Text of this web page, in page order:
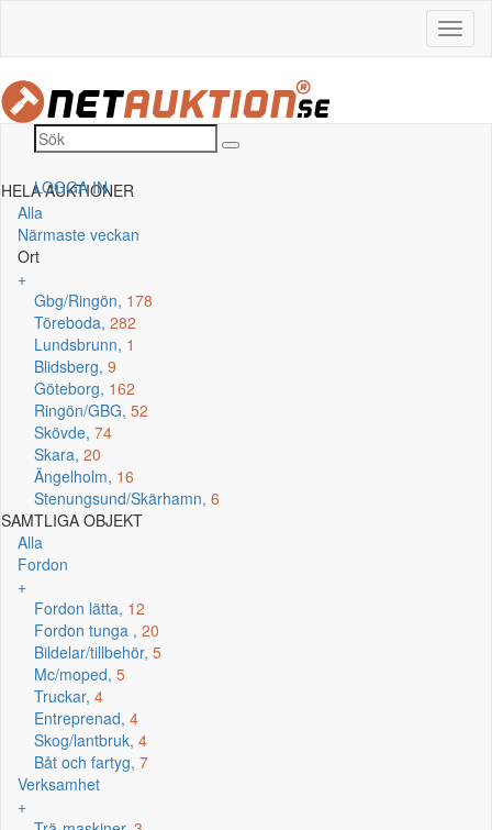
LOGGA IN
HELA AUKTIONER
Alla
Närmaste veckan
Ort
+
Gbg/Ringön, 178
Töreboda, 282
Lundsbrunn, 1
Blidsberg, 9
Göteborg, 162
Ringön/GBG, 52
Skövde, 74
Skara, 20
Ängelholm, 16
Stenungsund/Skärhamn, 6
SAMTLIGA OBJEKT
Alla
Fordon
+
Fordon lätta, 12
Fordon tunga , 20
Bildelar/tillbehör, 5
Mc/moped, 5
Truckar, 4
Entreprenad, 4
Skog/lantbruk, 4
Båt och fartyg, 7
Verksamhet
+